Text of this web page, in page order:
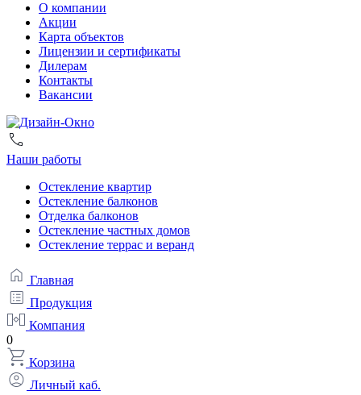
О компании
Акции
Карта объектов
Лицензии и сертификаты
Дилерам
Контакты
Вакансии
Наши работы
Остекление квартир
Остекление балконов
Отделка балконов
Остекление частных домов
Остекление террас и веранд
Главная
Продукция
Компания
0
Корзина
Личный каб.